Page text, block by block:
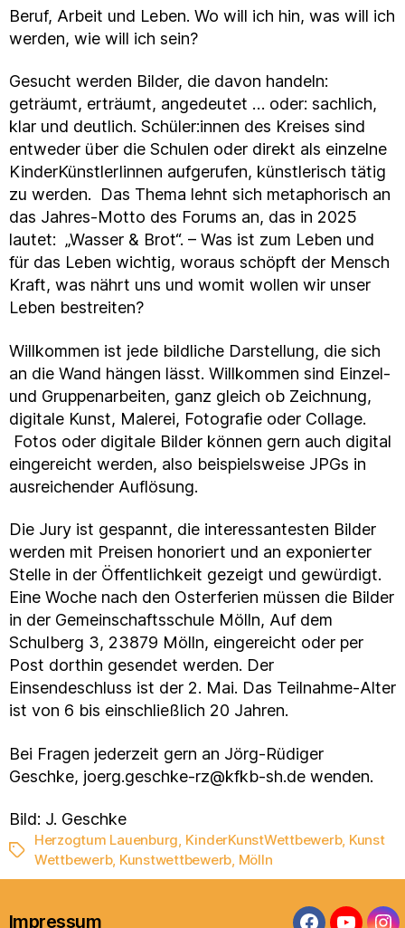
Beruf, Arbeit und Leben. Wo will ich hin, was will ich
werden, wie will ich sein?
Gesucht werden Bilder, die davon handeln:
geträumt, erträumt, angedeutet … oder: sachlich,
klar und deutlich. Schüler:innen des Kreises sind
entweder über die Schulen oder direkt als einzelne
KinderKünstlerIinnen aufgerufen, künstlerisch tätig
zu werden. Das Thema lehnt sich metaphorisch an
das Jahres-Motto des Forums an, das in 2025
lautet: „Wasser & Brot“. – Was ist zum Leben und
für das Leben wichtig, woraus schöpft der Mensch
Kraft, was nährt uns und womit wollen wir unser
Leben bestreiten?
Willkommen ist jede bildliche Darstellung, die sich
an die Wand hängen lässt. Willkommen sind Einzel-
und Gruppenarbeiten, ganz gleich ob Zeichnung,
digitale Kunst, Malerei, Fotografie oder Collage.
Fotos oder digitale Bilder können gern auch digital
eingereicht werden, also beispielsweise JPGs in
ausreichender Auflösung.
Die Jury ist gespannt, die interessantesten Bilder
werden mit Preisen honoriert und an exponierter
Stelle in der Öffentlichkeit gezeigt und gewürdigt.
Eine Woche nach den Osterferien müssen die Bilder
in der Gemeinschaftsschule Mölln, Auf dem
Schulberg 3, 23879 Mölln, eingereicht oder per
Post dorthin gesendet werden. Der
Einsendeschluss ist der 2. Mai. Das Teilnahme-Alter
ist von 6 bis einschließlich 20 Jahren.
Bei Fragen jederzeit gern an Jörg-Rüdiger
Geschke, joerg.geschke-rz@kfkb-sh.de wenden.
Bild: J. Geschke
Schlagwörter
Herzogtum Lauenburg, KinderKunstWettbewerb, Kunst
Wettbewerb, Kunstwettbewerb, Mölln
Impressum